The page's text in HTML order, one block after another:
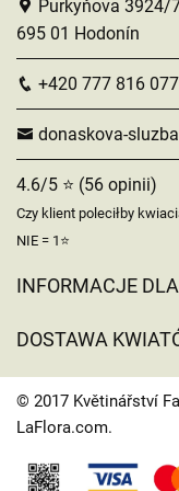
Purkyňova 3924/
695 01 Hodonín
+420 777 816 077
donaskova-
4.6/5 ⭐ (56 opinii)
Czy klient poleciłby
NIE = 1⭐
INFORMACJE
Czasy dostawy
DOSTAWA
Opłaty za dostawę
Gdzie dostarczamy
Kontakt
© 2017 Květinářství
LaFlora.com.